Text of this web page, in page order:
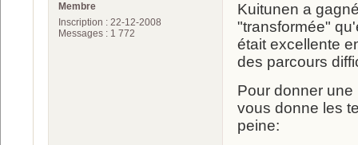
Membre
Inscription : 22-12-2008
Messages : 1 772
Kuitunen a
"transformée"
était excellente
des parcours
Pour donner
vous donne les
peine: